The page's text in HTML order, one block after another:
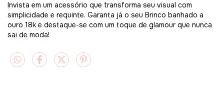
Invista em um acessório que transforma seu visual com
simplicidade e requinte. Garanta já o seu Brinco banhado a
ouro 18k e destaque-se com um toque de glamour que nunca
sai de moda!